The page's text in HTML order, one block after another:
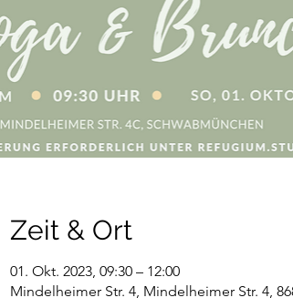
Zeit & Ort
01. Okt. 2023, 09:30 – 12:00
Mindelheimer Str. 4, Mindelheimer Str. 4,